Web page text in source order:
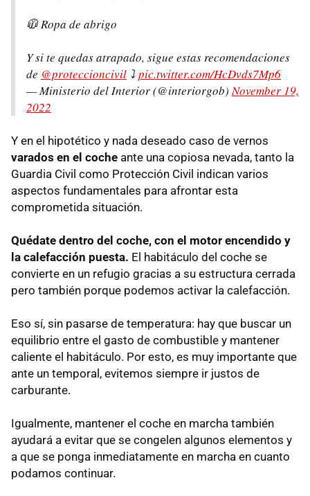
🧥 Ropa de abrigo
Y si te quedas atrapado, sigue estas recomendaciones
de @proteccioncivil ⤵️pic.twitter.com/HcDvds7Mp6
— Ministerio del Interior (@interiorgob)November 19,
2022
Y en el hipotético y nada deseado caso de vernos
varados en el coche ante una copiosa nevada, tanto la
Guardia Civil como Protección Civil indican varios
aspectos fundamentales para afrontar esta
comprometida situación.
Quédate dentro del coche, con el motor encendido y
la calefacción puesta. El habitáculo del coche se
convierte en un refugio gracias a su estructura cerrada
pero también porque podemos activar la calefacción.
Eso sí, sin pasarse de temperatura: hay que buscar un
equilibrio entre el gasto de combustible y mantener
caliente el habitáculo. Por esto, es muy importante que
ante un temporal, evitemos siempre ir justos de
carburante.
Igualmente, mantener el coche en marcha también
ayudará a evitar que se congelen algunos elementos y
a que se ponga inmediatamente en marcha en cuanto
podamos continuar.